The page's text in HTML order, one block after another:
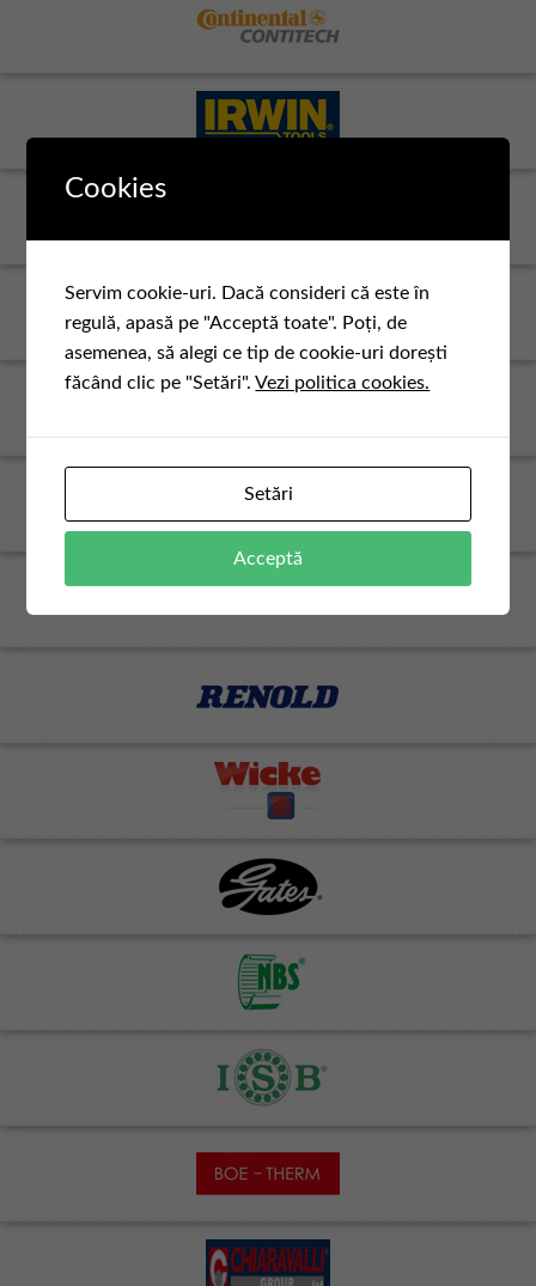
Cookies
Servim cookie-uri. Dacă consideri că este în
regulă, apasă pe "Acceptă toate". Poți, de
asemenea, să alegi ce tip de cookie-uri dorești
făcând clic pe "Setări".Vezi politica cookies.
Setări
Acceptă